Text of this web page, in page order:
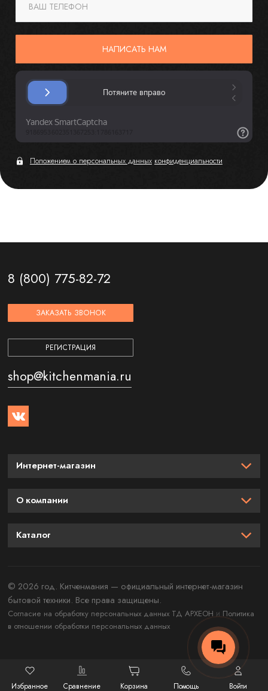
ВАШ ТЕЛЕФОН
НАПИСАТЬ НАМ
Положением о персональных данных конфиденциальности
8 (800) 775-82-72
ЗАКАЗАТЬ ЗВОНОК
РЕГИСТРАЦИЯ
shop@kitchenmania.ru
Интернет-магазин
О компании
Каталог
© 2026 год. Китченмания — официальный интернет-магазин
бытовой техники. Все права защищены.
Согласие на обработку персональных данных ТД АРХЕОН и Политика
в отношении обработки персональных данных
Избранное Сравнение Корзина Помощь Войти